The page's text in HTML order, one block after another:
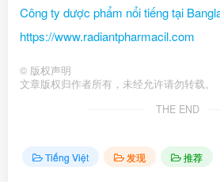
Công ty dược phẩm nổi tiếng tại
https://www.radiantpharmacil.com
© 版权声明
文章版权归作者所有，未经允许请勿转载。
THE END
Tiếng Việt 发现 推荐